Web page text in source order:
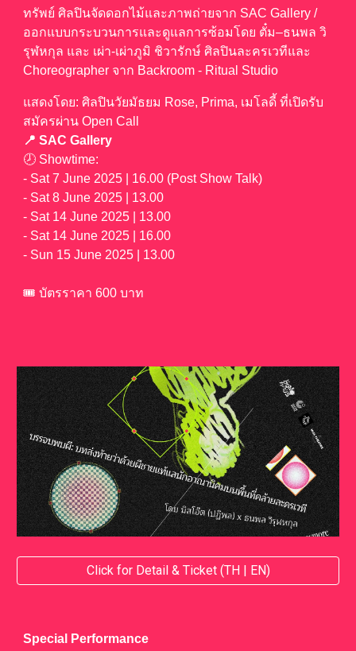
ทรัพย์ ศิลปินจัดดอกไม้และภาพถ่ายจาก SAC Gallery /
ออกแบบกระบวนการและดูแลการซ้อมโดย ตั๋ม–ธนพล วิ
รุฬหกุล และ เผ่า-เผ่าภูมิ ชิวารักษ์ ศิลปินละครเวทีและ
Choreographer จาก Backroom - Ritual Studio
แสดงโดย: ศิลปินวัยมัธยม Rose, Prima, เมโลดี้ ที่เปิดรับ
สมัครผ่าน Open Call
📍 SAC Gallery
🕗 Showtime:
- Sat 7 June 2025 | 16.00 (Post Show Talk)
- Sat 8 June 2025 | 13.00
- Sat 14 June 2025 | 13.00
- Sat 14 June 2025 | 16.00
- Sun 15 June 2025 | 13.00
🎟️ บัตรราคา600 บาท
Click for Detail & Ticket (TH | EN)
Special Performance